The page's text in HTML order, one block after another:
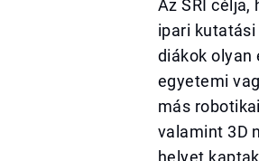
Az SRI
ipari
diákok olyan
egyetemi
más
valamint 3D
helyet